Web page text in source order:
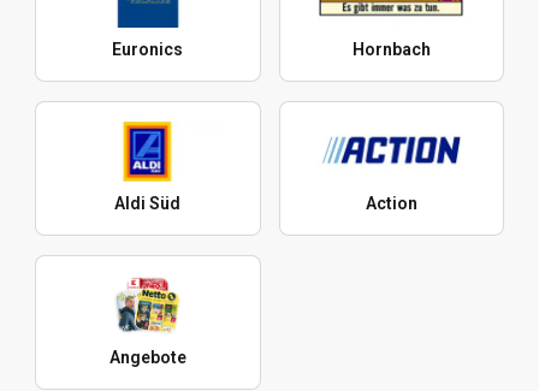
Euronics Hornbach
Aldi Süd Action
Angebote